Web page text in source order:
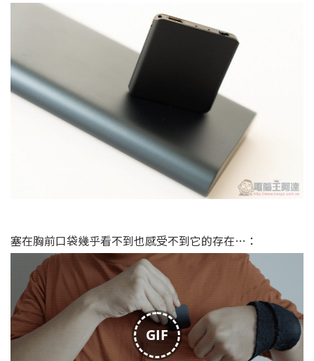
塞在胸前口袋幾乎看不到也感受不到它的存在…：
GIF